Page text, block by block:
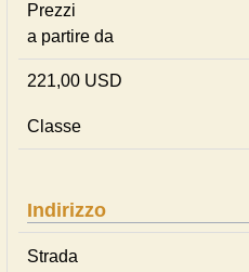
Prezzi
a partire da
221,00 USD
Classe
Indirizzo
Strada